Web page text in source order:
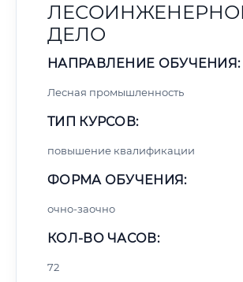
ДЕЛО
НАПРАВЛЕНИЕ ОБУЧЕНИЯ:
Лесная промышленность
ТИП КУРСОВ:
повышение квалификации
ФОРМА ОБУЧЕНИЯ:
очно-заочно
КОЛ-ВО ЧАСОВ:
72